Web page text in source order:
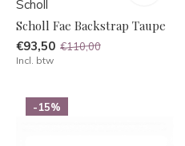
Scholl
Scholl Fae Backstrap Taupe
€93,50 €110,00
Incl. btw
-15%